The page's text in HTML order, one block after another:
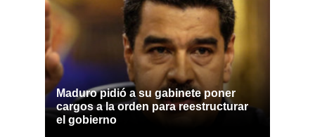
Maduro pidió a su gabinete poner
cargos a la orden para reestructurar
el gobierno